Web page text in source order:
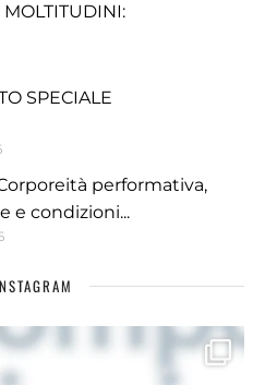
MOLTITUDINI:
SPECIALE
performativa,
e condizioni...